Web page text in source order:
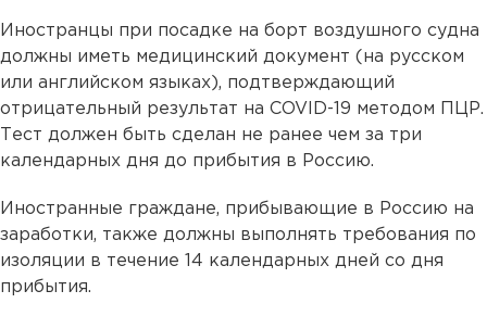
Иностранцы при посадке на борт воздушного судна
должны иметь медицинский документ (на русском
или английском языках), подтверждающий
отрицательный результат на COVID-19 методом ПЦР.
Тест должен быть сделан не ранее чем за три
календарных дня до прибытия в Россию.
Иностранные граждане, прибывающие в Россию на
заработки, также должны выполнять требования по
изоляции в течение 14 календарных дней со дня
прибытия.